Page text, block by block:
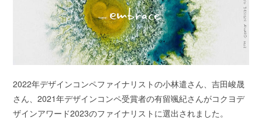
2022年デザインコンペファイナリストの小林遣さん、吉田峻晟
さん、2021年デザインコンペ受賞者の有留颯紀さんがコクヨデ
ザインアワード2023のファイナリストに選出されました。